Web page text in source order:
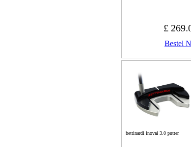
£
Bestel
bettinardi inovai 3.0 putter